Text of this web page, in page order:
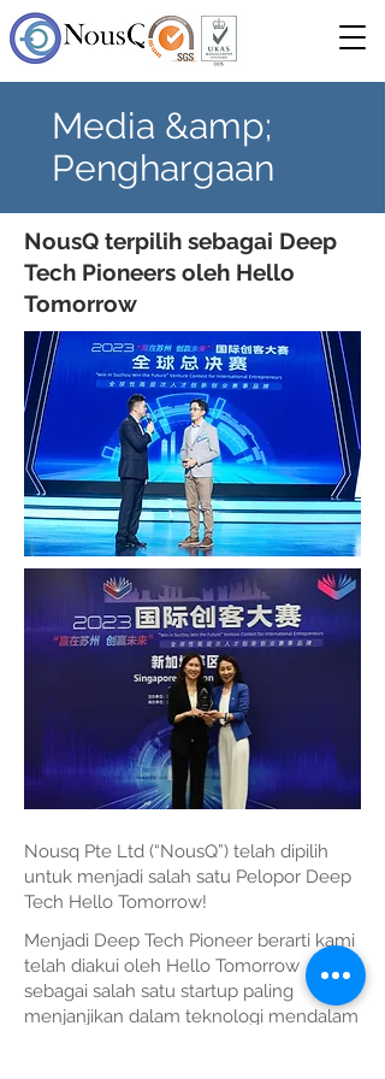
Media &amp;
Penghargaan
NousQ terpilih sebagai Deep
Tech Pioneers oleh Hello
Tomorrow
Nousq Pte Ltd (“NousQ”) telah dipilih
untuk menjadi salah satu Pelopor Deep
Tech Hello Tomorrow!
Menjadi Deep Tech Pioneer berarti kami
telah diakui oleh Hello Tomorrow
sebagai salah satu startup paling
menjanjikan dalam teknologi mendalam